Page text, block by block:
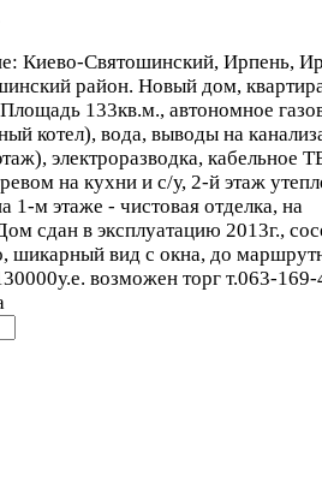
Киево-Святошинский, Ирпень,
район. Новый дом,
133кв.м., автономное
котел), вода, выводы на
электроразводка, кабельное
на кухни и с/у, 2-й этаж
м этаже - чистовая отделка, на
сдан в эксплуатацию 2013г.,
шикарный вид с окна, до
возможен торг т.063-